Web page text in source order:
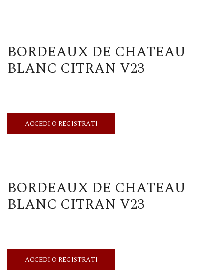
BORDEAUX DE CHATEAU
BLANC CITRAN V23
ACCEDI O REGISTRATI
BORDEAUX DE CHATEAU
BLANC CITRAN V23
ACCEDI O REGISTRATI